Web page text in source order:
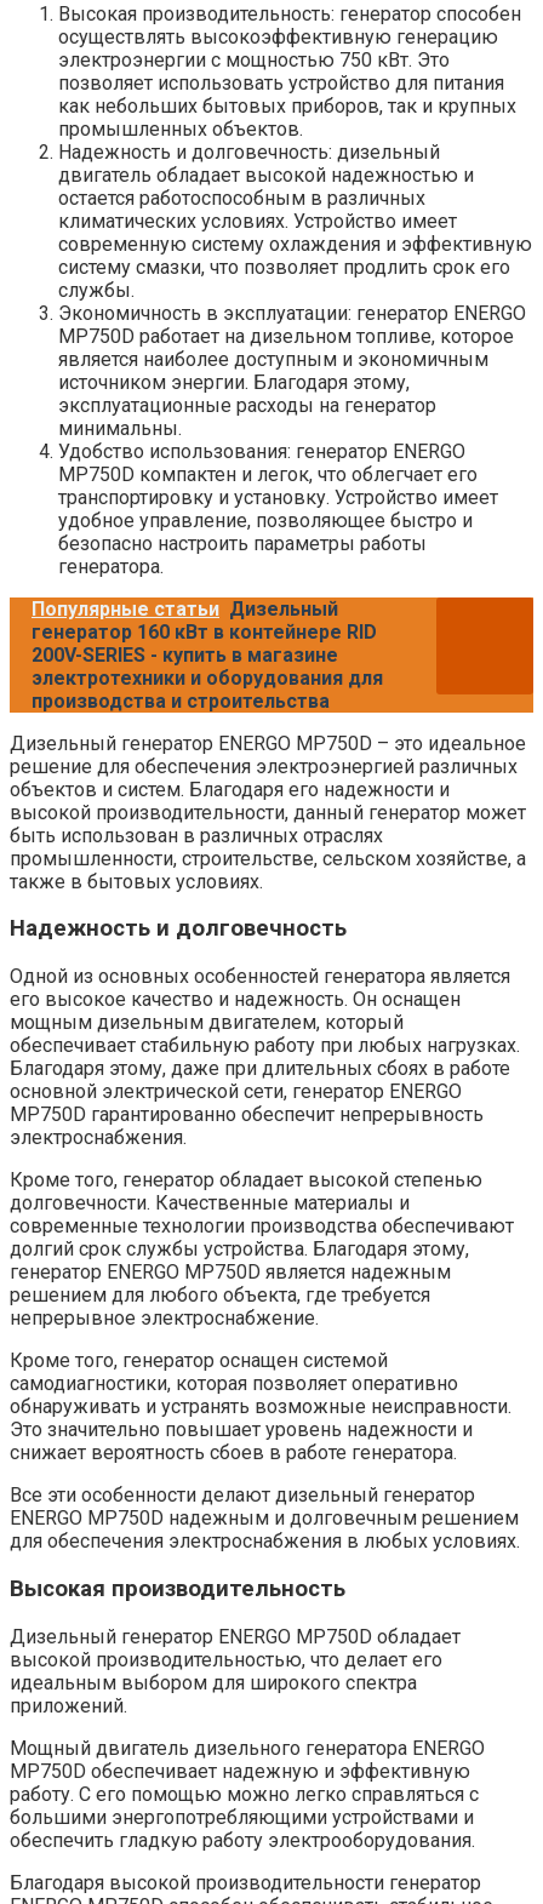
Высокая производительность: генератор способен
осуществлять высокоэффективную генерацию
электроэнергии с мощностью 750 кВт. Это
позволяет использовать устройство для питания
как небольших бытовых приборов, так и крупных
промышленных объектов.
Надежность и долговечность: дизельный
двигатель обладает высокой надежностью и
остается работоспособным в различных
климатических условиях. Устройство имеет
современную систему охлаждения и эффективную
систему смазки, что позволяет продлить срок его
службы.
Экономичность в эксплуатации: генератор ENERGO
MP750D работает на дизельном топливе, которое
является наиболее доступным и экономичным
источником энергии. Благодаря этому,
эксплуатационные расходы на генератор
минимальны.
Удобство использования: генератор ENERGO
MP750D компактен и легок, что облегчает его
транспортировку и установку. Устройство имеет
удобное управление, позволяющее быстро и
безопасно настроить параметры работы
генератора.
Популярные статьи Дизельный
генератор 160 кВт в контейнере RID
200V-SERIES - купить в магазине
электротехники и оборудования для
производства и строительства
Дизельный генератор ENERGO MP750D – это идеальное
решение для обеспечения электроэнергией различных
объектов и систем. Благодаря его надежности и
высокой производительности, данный генератор может
быть использован в различных отраслях
промышленности, строительстве, сельском хозяйстве, а
также в бытовых условиях.
Надежность и долговечность
Одной из основных особенностей генератора является
его высокое качество и надежность. Он оснащен
мощным дизельным двигателем, который
обеспечивает стабильную работу при любых нагрузках.
Благодаря этому, даже при длительных сбоях в работе
основной электрической сети, генератор ENERGO
MP750D гарантированно обеспечит непрерывность
электроснабжения.
Кроме того, генератор обладает высокой степенью
долговечности. Качественные материалы и
современные технологии производства обеспечивают
долгий срок службы устройства. Благодаря этому,
генератор ENERGO MP750D является надежным
решением для любого объекта, где требуется
непрерывное электроснабжение.
Кроме того, генератор оснащен системой
самодиагностики, которая позволяет оперативно
обнаруживать и устранять возможные неисправности.
Это значительно повышает уровень надежности и
снижает вероятность сбоев в работе генератора.
Все эти особенности делают дизельный генератор
ENERGO MP750D надежным и долговечным решением
для обеспечения электроснабжения в любых условиях.
Высокая производительность
Дизельный генератор ENERGO MP750D обладает
высокой производительностью, что делает его
идеальным выбором для широкого спектра
приложений.
Мощный двигатель дизельного генератора ENERGO
MP750D обеспечивает надежную и эффективную
работу. С его помощью можно легко справляться с
большими энергопотребляющими устройствами и
обеспечить гладкую работу электрооборудования.
Благодаря высокой производительности генератор